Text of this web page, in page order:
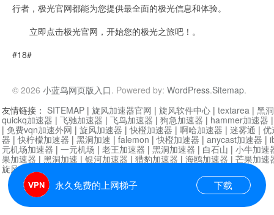
行者，极光官网都能为您提供最全面的极光信息和体验。
立即点击极光官网，开始您的极光之旅吧！。
#18#
© 2026 小蓝鸟网页版入口. Powered by: WordPress.Sitemap.
永久免费的上网梯子 下载
友情链接： SITEMAP | 旋风加速器官网 | 旋风软件中心 | textarea | 黑
quickq加速器 | 飞驰加速器 | 飞鸟加速器 | 狗急加速器 | hammer加速器
| 免费vqn加速外网 | 旋风加速器 |快橙加速器 | 啊哈加速器 | 迷雾通 | 优
器 |快柠檬加速器 | 黑洞加速 | falemon |快橙加速器 | anycast加速器 |
元机场加速器 | 一元机场 | 老王加速器 | 黑洞加速器 | 白石山 | 小牛加速
果加速器 | 黑洞加速 | 银河加速器 | 猎豹加速器 | 海鸥加速器 | 芒果加速
旋风加速器度器